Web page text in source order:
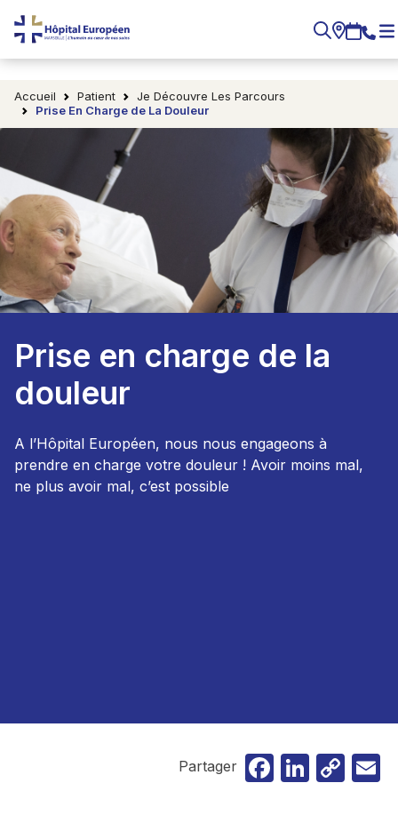
Accueil Patient
Je Découvre Les Parcours
Prise En Charge de La Douleur
Prise en charge de la
douleur
A l’Hôpital Européen, nous nous engageons à
prendre en charge votre douleur ! Avoir moins mal,
ne plus avoir mal, c’est possible
Partager